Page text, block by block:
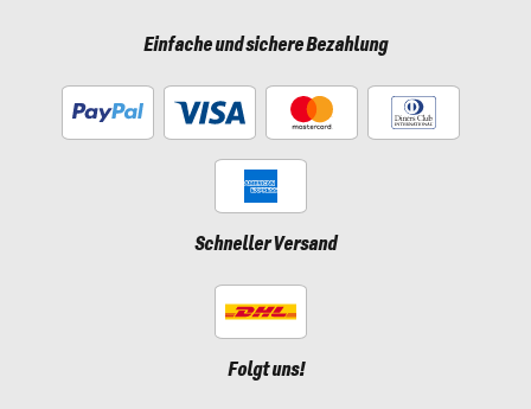
Einfache und sichere Bezahlung
Schneller Versand
Folgt uns!